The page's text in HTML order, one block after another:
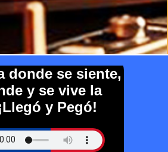
donde se siente,
y se vive la
y Pegó!